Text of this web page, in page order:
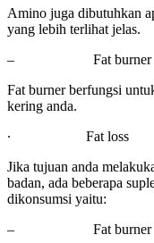
Amino juga dibutuhkan
yang lebih terlihat jelas.
–
Fat burner
Fat burner berfungsi
kering anda.
∙
Fat loss
Jika tujuan anda
badan, ada beberapa
dikonsumsi yaitu:
–
Fat burner